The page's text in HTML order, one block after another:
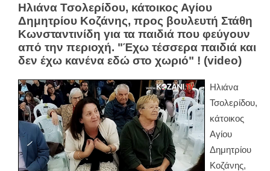
Ηλιάνα Τσολερίδου, κάτοικος Αγίου
Δημητρίου Κοζάνης, προς βουλευτή Στάθη
Κωνσταντινίδη για τα παιδιά που φεύγουν
από την περιοχή. "Έχω τέσσερα παιδιά και
δεν έχω κανένα εδώ στο χωριό" ! (video)
Ηλιάνα
Τσολερίδου,
κάτοικος
Αγίου
Δημητρίου
Κοζάνης,